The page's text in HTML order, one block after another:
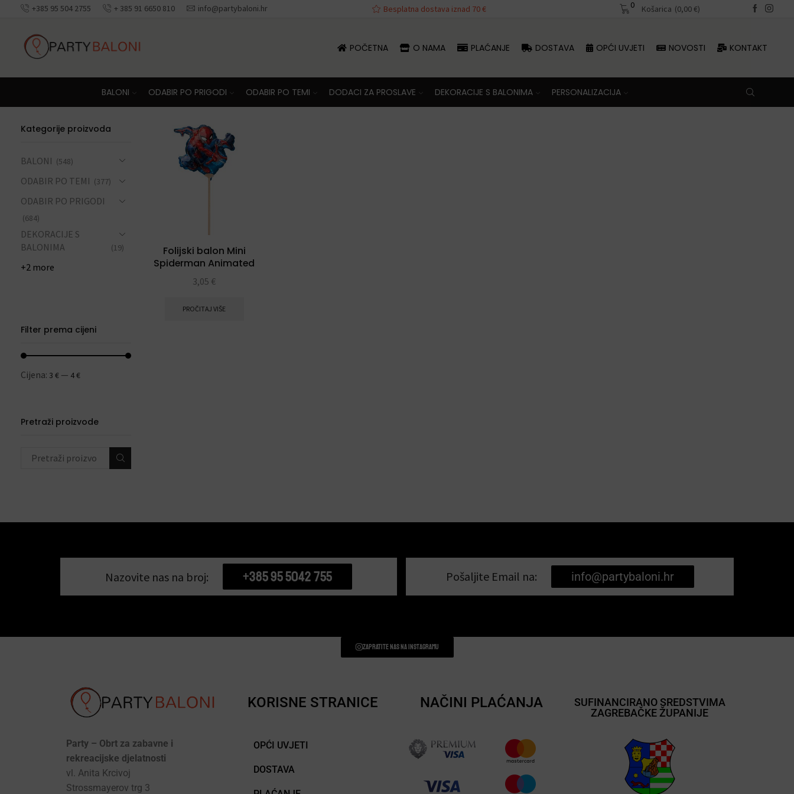
+385 95 504 2755 + 385 91 6650 810 info@partybaloni.hr
Besplatna dostava iznad 70 € Besplatna dostava iznad 70 € Besplatna dostava iznad 70 €
0 Košarica (0,00€)
POČETNA O NAMA PLAĆANJE DOSTAVA OPĆI UVJETI NOVOSTI KONTAKT
BALONI ODABIR PO PRIGODI ODABIR PO TEMI DODACI ZA PROSLAVE DEKORACIJE S BALONIMA PERSONALIZACIJA
Folijski balon Mini
Spiderman Animated
na štapiću
3,05 €
PROČITAJ VIŠE
Kategorije proizvoda
BALONI (548)
ODABIR PO TEMI (377)
ODABIR PO PRIGODI
(684)
DEKORACIJE S
BALONIMA
(19)
+2 more
Filter prema cijeni
Cijena: 3 € — 4 €
Pretraži proizvode
Nazovite nas na broj: +385 95 5042 755 Pošaljite Email na: info@partybaloni.hr
Zapratite nas na instagramu
Party – Obrt za zabavne i
rekreacijske djelatnosti
vl. Anita Krcivoj
Strossmayerov trg 3
KORISNE STRANICE
OPĆI UVJETI
DOSTAVA
NAČINI PLAĆANJA
SUFINANCIRANO SREDSTVIMA
ZAGREBAČKE ŽUPANIJE